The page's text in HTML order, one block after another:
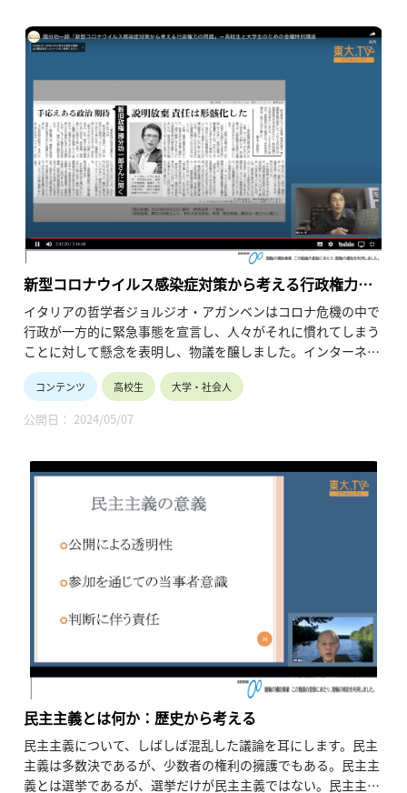
人と人のつながりについて、考えてみたい。
●情報
会系研究科 教授
※所属・役職は登壇当時のものです。
・動画の長さ：1:08:17
・シリーズ名：2013年度「五月祭公開講座 2013」
新型コロナウイルス感染症対策から考える行政権力の
問題
イタリアの哲学者ジョルジオ・アガンベンはコロナ危機の中で
行政が一方的に緊急事態を宣言し、人々がそれに慣れてしまう
ことに対して懸念を表明し、物議を醸しました。インターネッ
ト用語で言うところの「炎上」が起こり、世界中の哲学研究者
がアガンベンを非難しています。しかし、アガンベンの指摘に
は極めて重要な論点が含まれています。この講義ではアガンベ
ンの論考を紹介しながら、行政権力のあり方について考えてい
・時間割 ：03:18 この講座について
※所属・役職は登壇当時のものです。
・動画の長さ：2:46:48
・シリーズ名：2020年度「高校生と大学生のための金曜特別
コンテンツ 高校生 大学・社会人
公開日： 2024/05/07
民主主義とは何か：歴史から考える
民主主義について、しばしば混乱した議論を耳にします。民主
主義は多数決であるが、少数者の権利の擁護でもある。民主主
義とは選挙であるが、選挙だけが民主主義ではない。民主主義